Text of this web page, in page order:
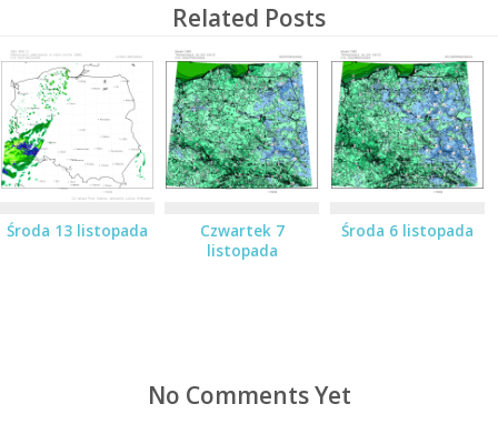
Related Posts
Środa 13 listopada
Czwartek 7
listopada
Środa 6 listopada
No Comments Yet